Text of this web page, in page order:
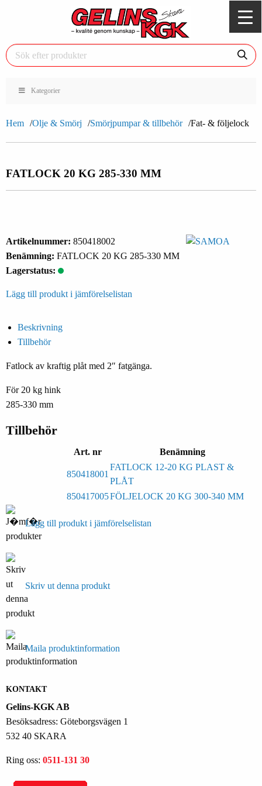
Kategorier
Hem Olje & Smörj Smörjpumpar & tillbehör Fat- & följelock
FATLOCK 20 KG 285-330 MM
Artikelnummer: 850418002
Benämning: FATLOCK 20 KG 285-330 MM
Lagerstatus:
Lägg till produkt i jämförelselistan
Beskrivning
Tillbehör
Fatlock av kraftig plåt med 2″ fatgänga.
För 20 kg hink
285-330 mm
Tillbehör
Art. nr Benämning
850418001
FATLOCK 12-20 KG PLAST &
PLÅT
850417005FÖLJELOCK 20 KG 300-340 MM
Lägg till produkt i jämförelselistan
Skriv ut denna produkt
Maila produktinformation
KONTAKT
Gelins-KGK AB
Besöksadress: Göteborgsvägen 1
532 40 SKARA
Ring oss: 0511-131 30